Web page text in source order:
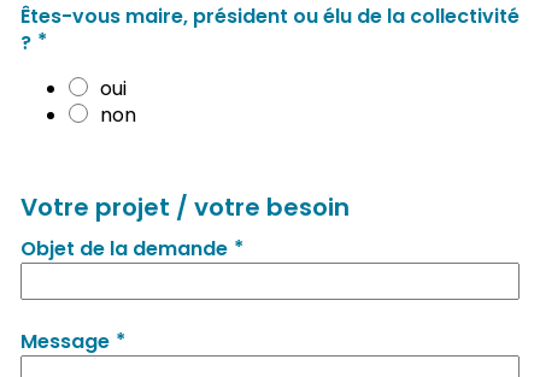
Êtes-vous maire, président ou élu de la collectivité
? *
oui
non
Votre projet / votre besoin
Objet de la demande *
Message *